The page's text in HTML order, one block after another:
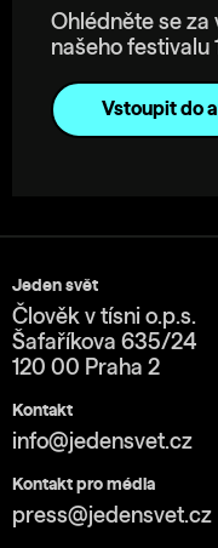
Ohlédněte se
našeho
Vstoupit do
Jeden svět
Člověk v tísni o.p.s.
Šafaříkova 635/24
120 00 Praha 2
Kontakt
info@jedensvet.cz
Kontakt pro média
press@jedensvet.cz